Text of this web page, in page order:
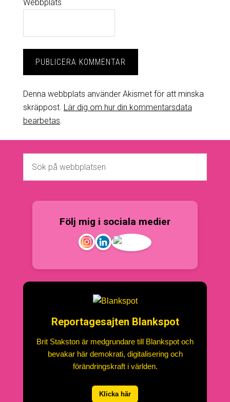
Webbplats
Denna webbplats använder Akismet för att minska
skräppost. Lär dig om hur din kommentarsdata
bearbetas
Följ mig i sociala medier
Reportagesajten Blankspot
Brit Stakston är medgrundare till Blankspot och
bevakar här demokrati, digitalisering och
förändringskraft i världen.
Klicka här